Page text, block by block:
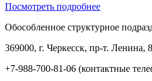
Посмотреть подробнее
Обособленное структурное
369000, г. Черкесск, пр-т. Ленина,
+7-988-700-81-06 (контактные